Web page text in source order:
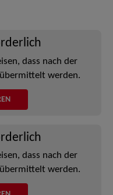
dass nach der
werden.
dass nach der
werden.